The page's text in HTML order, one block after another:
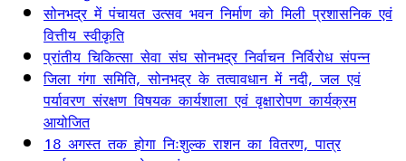
सोनभद्र में पंचायत उत्सव भवन निर्माण को मिली प्रशासनिक एवं
वित्तीय स्वीकृति
प्रांतीय चिकित्सा सेवा संघ सोनभद्र निर्वाचन निर्विरोध संपन्न
जिला गंगा समिति, सोनभद्र के तत्वावधान में नदी, जल एवं
पर्यावरण संरक्षण विषयक कार्यशाला एवं वृक्षारोपण कार्यक्रम
आयोजित
18 अगस्त तक होगा निःशुल्क राशन का वितरण, पात्र